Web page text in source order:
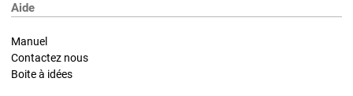
Aide
Manuel
Contactez nous
Boite à idées